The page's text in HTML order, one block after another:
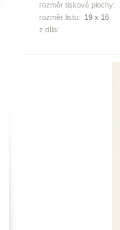
rozměr tiskové plochy:
rozměr listu:
19 x 16
z díla: